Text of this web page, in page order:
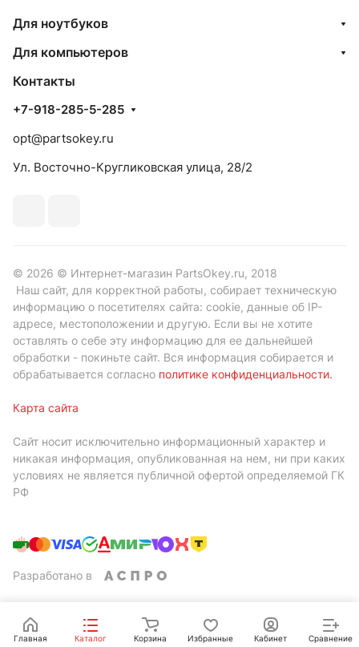
Для ноутбуков
Для компьютеров
Контакты
+7-918-285-5-285
opt@partsokey.ru
Ул. Восточно-Кругликовская улица, 28/2
© 2026 © Интернет-магазин PartsOkey.ru, 2018
Наш сайт, для корректной работы, собирает техническую
информацию о посетителях сайта: cookie, данные об IP-
адресе, местоположении и другую. Если вы не хотите
оставлять о себе эту информацию для ее дальнейшей
обработки - покиньте сайт. Вся информация собирается и
обрабатывается согласно политике конфиденциальности.
Карта сайта
Сайт носит исключительно информационный характер и
никакая информация, опубликованная на нем, ни при каких
условиях не является публичной офертой определяемой ГК
РФ
Разработано в
Главная Каталог Корзина Избранные Кабинет Сравнение